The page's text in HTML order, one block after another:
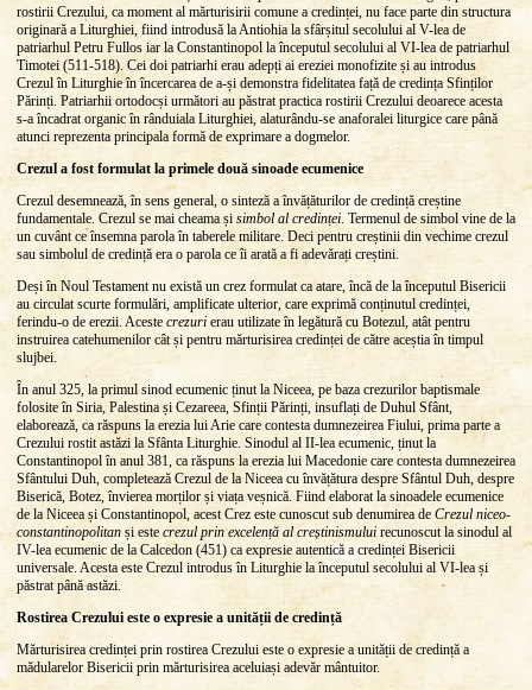
rostirii Crezului, ca moment al mărturisirii comune a credinței, nu face parte din structura
originară a Liturghiei, fiind introdusă la Antiohia la sfârșitul secolului al V-lea de
patriarhul Petru Fullos iar la Constantinopol la începutul secolului al VI-lea de patriarhul
Timotei (511-518). Cei doi patriarhi erau adepți ai ereziei monofizite și au introdus
Crezul în Liturghie în încercarea de a-și demonstra fidelitatea față de credința Sfinților
Părinți. Patriarhii ortodocși următori au păstrat practica rostirii Crezului deoarece acesta
s-a încadrat organic în rânduiala Liturghiei, alaturându-se anaforalei liturgice care până
atunci reprezenta principala formă de exprimare a dogmelor.
Crezul a fost formulat la primele două sinoade ecumenice
Crezul desemnează, în sens general, o sinteză a învățăturilor de credință creștine
fundamentale. Crezul se mai cheama și simbol al credinței. Termenul de simbol vine de la
un cuvânt ce însemna parola în taberele militare. Deci pentru creștinii din vechime crezul
sau simbolul de credință era o parola ce îi arată a fi adevărați creștini.
Deși în Noul Testament nu există un crez formulat ca atare, încă de la începutul Bisericii
au circulat scurte formulări, amplificate ulterior, care exprimă conținutul credinței,
ferindu-o de erezii. Aceste crezuri erau utilizate în legătură cu Botezul, atât pentru
instruirea catehumenilor cât și pentru mărturisirea credinței de către aceștia în timpul
slujbei.
În anul 325, la primul sinod ecumenic ținut la Niceea, pe baza crezurilor baptismale
folosite în Siria, Palestina și Cezareea, Sfinții Părinți, insuflați de Duhul Sfânt,
elaborează, ca răspuns la erezia lui Arie care contesta dumnezeirea Fiului, prima parte a
Crezului rostit astăzi la Sfânta Liturghie. Sinodul al II-lea ecumenic, ținut la
Constantinopol în anul 381, ca răspuns la erezia lui Macedonie care contesta dumnezeirea
Sfântului Duh, completează Crezul de la Niceea cu învățătura despre Sfântul Duh, despre
Biserică, Botez, învierea morților și viața veșnică. Fiind elaborat la sinoadele ecumenice
de la Niceea și Constantinopol, acest Crez este cunoscut sub denumirea de Crezul niceo-
constantinopolitan și este crezul prin excelență al creștinismului recunoscut la sinodul al
IV-lea ecumenic de la Calcedon (451) ca expresie autentică a credinței Bisericii
universale. Acesta este Crezul introdus în Liturghie la începutul secolului al VI-lea și
păstrat până astăzi.
Rostirea Crezului este o expresie a unității de credință
Mărturisirea credinței prin rostirea Crezului este o expresie a unității de credință a
mădularelor Bisericii prin mărturisirea aceluiași adevăr mântuitor.